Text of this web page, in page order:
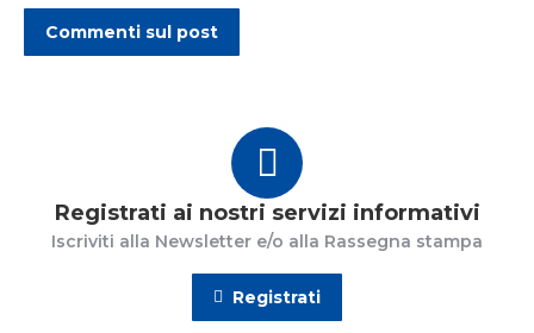
Commenti sul post
Registrati ai nostri servizi informativi
Iscriviti alla Newsletter e/o alla Rassegna stampa
Registrati